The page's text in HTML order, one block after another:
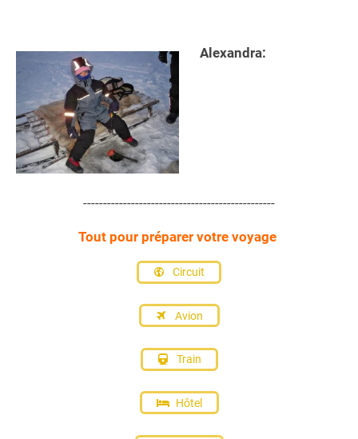
Alexandra:
------------------------------------------------
Tout pour préparer votre voyage
Circuit
Avion
Train
Hôtel